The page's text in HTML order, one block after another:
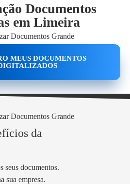
Documentos
em Limeira
MEUS DOCUMENTOS
da
seus documentos.
sua empresa.